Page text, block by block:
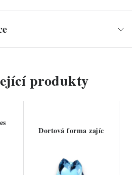
produkty
Dortová forma zajíc